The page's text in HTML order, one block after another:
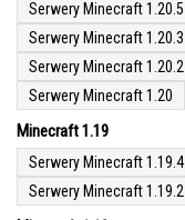
Serwery Minecraft 1.20.5
Serwery Minecraft 1.20.3
Serwery Minecraft 1.20.2
Serwery Minecraft 1.20
Minecraft 1.19
Serwery Minecraft 1.19.4
Serwery Minecraft 1.19.2